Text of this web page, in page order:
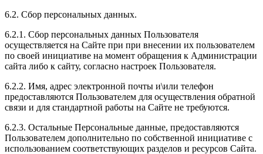
6.2. Сбор персональных данных.
6.2.1. Сбор персональных данных Пользователя
осуществляется на Сайте при при внесении их пользователем
по своей инициативе на момент обращения к Администрации
сайта либо к сайту, согласно настроек Пользователя.
6.2.2. Имя, адрес электронной почты и\или телефон
предоставляются Пользователем для осуществления обратной
связи и для стандартной работы на Сайте не требуются.
6.2.3. Остальные Персональные данные, предоставляются
Пользователем дополнительно по собственной инициативе с
использованием соответствующих разделов и ресурсов Сайта.